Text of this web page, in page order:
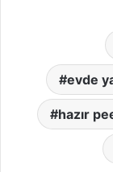
evde
hazır